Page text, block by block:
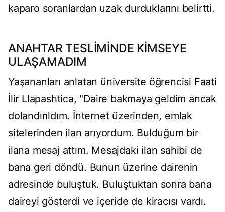
kaparo soranlardan uzak durduklarını belirtti.
ANAHTAR TESLİMİNDE KİMSEYE
ULAŞAMADIM
Yaşananları anlatan üniversite öğrencisi Faati
İlir Llapashtica, "Daire bakmaya geldim ancak
dolandırıldım. İnternet üzerinden, emlak
sitelerinden ilan arıyordum. Bulduğum bir
ilana mesaj attım. Mesajdaki ilan sahibi de
bana geri döndü. Bunun üzerine dairenin
adresinde buluştuk. Buluştuktan sonra bana
daireyi gösterdi ve içeride de kiracısı vardı.